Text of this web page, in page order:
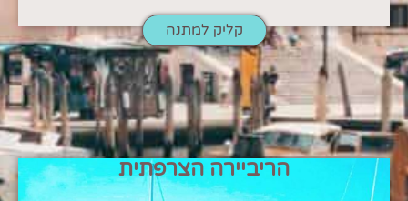
קליק למתנה
הריביירה הצרפתית